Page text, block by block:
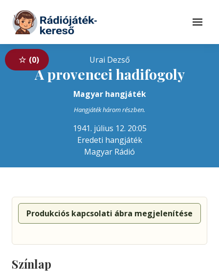
Tovább a tartalomhoz
Menü
0 Urai Dezső
A provencei hadifogoly
Magyar hangjáték
Hangjáték három részben.
1941. július 12. 20:05
Eredeti hangjáték
Magyar Rádió
Produkciós kapcsolati ábra megjelenítése
Színlap